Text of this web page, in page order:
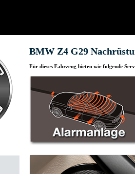
BMW Z4 G29
Für dieses Fahrzeug bieten wir folgende